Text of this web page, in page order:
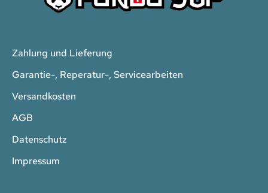
Zahlung und Lieferung
Garantie-, Reperatur-, Servicearbeiten
Versandkosten
AGB
Datenschutz
Impressum